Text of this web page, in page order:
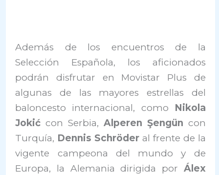
Además de los encuentros de la
Selección Española, los aficionados
podrán disfrutar en Movistar Plus de
algunas de las mayores estrellas del
baloncesto internacional, como Nikola
Jokić con Serbia, Alperen Şengün con
Turquía, Dennis Schröder al frente de la
vigente campeona del mundo y de
Europa, la Alemania dirigida por Álex